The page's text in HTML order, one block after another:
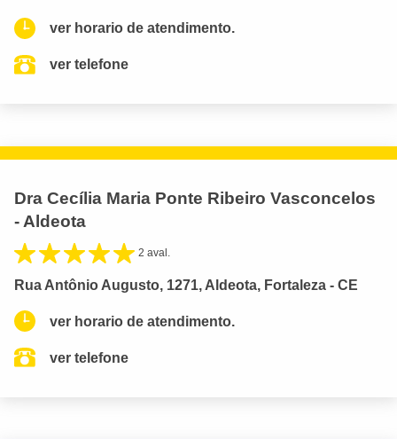
ver horario de atendimento.
ver telefone
Dra Cecília Maria Ponte Ribeiro Vasconcelos
- Aldeota
2 aval.
Rua Antônio Augusto, 1271, Aldeota, Fortaleza - CE
ver horario de atendimento.
ver telefone